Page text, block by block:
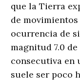
que la Tierra
de
ocurrencia de
magnitud 7.0
consecutiva en
suele ser poco